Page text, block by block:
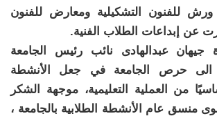
للفنون التشكيلية ومعارض للفنون
عن إبداعات الطلاب الفنية.
جيهان عبدالهادى نائب رئيس الجامعة
الى حرص الجامعة في جعل الأنشطة
من العملية التعليمية، موجهة الشكر
منسق عام الأنشطة الطلابية بالجامعة ،